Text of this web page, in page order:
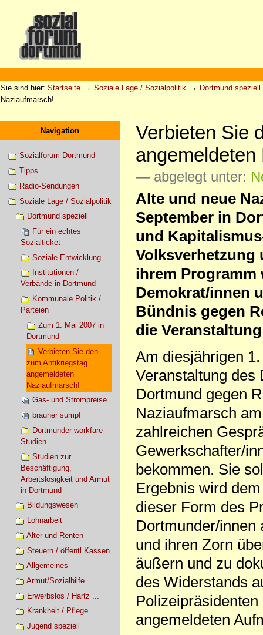
Werkzeuge
Sie sind hier: Startseite → Soziale Lage / Sozialpolitik → Dortmund speziell
Naziaufmarsch!
Navigation
Sozialforum Dortmund
Tipps
Radio-Sendungen
Soziale Lage / Sozialpolitik
Dortmund speziell
Für ein echtes
Sozialticket
Soziale Entwicklung
Institutionen /
Verbände in Dortmund
Kommunale Politik /
Parteien
Zum 1. Mai 2007 in
Dortmund
Verbieten Sie den
zum Antikriegstag
angemeldeten
Naziaufmarsch!
Gas- und Strompreise
brauner sumpf
Dortmunder workfare-
Studien
Studien zur
Beschäftigung,
Arbeitslosigkeit und Armut
in Dortmund
Bildungswesen
Lohnarbeit
Alter und Renten
Steuern / öffentl.Kassen
Allgemeines
Armut/Sozialhilfe
Erwerbslos / Hartz ...
Krankheit / Pflege
Jugend speziell
Verbieten Sie
— abgelegt unter:
Alte und neue
September in
und
Volksverhetzung
ihrem Programm
Demokrat/innen
Bündnis gegen
die
Am diesjährigen
Veranstaltung des
Dortmund gegen
Naziaufmarsch
zahlreichen
Gewerkschafter/
bekommen. Sie
Ergebnis wird
dieser Form des
Dortmunder/innen
und ihren Zorn
äußern und zu
des Widerstands
angemeldeten